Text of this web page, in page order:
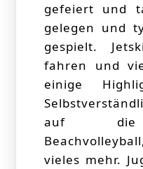
gefeiert und
gelegen und
gespielt.
fahren und
einige
auf die
vieles mehr.